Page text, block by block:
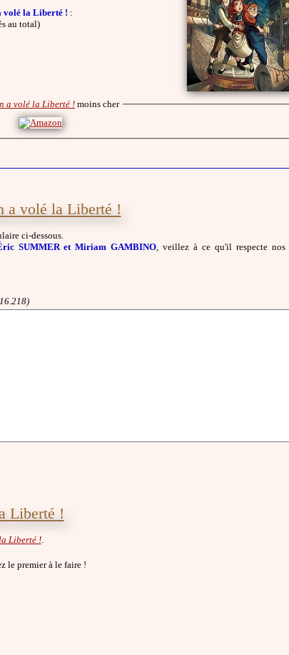
volé la Liberté ! :
au total)
a volé la Liberté ! moins cher
a volé la Liberté !
ci-dessous.
SUMMER et Miriam GAMBINO , veillez à ce qu'il respecte nos
Liberté !
Liberté !.
le premier à le faire !